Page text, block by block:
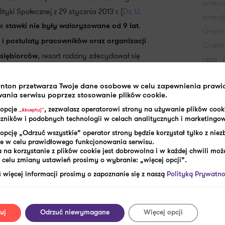
Społecznej z 29 stycznia 2013 r. (Dz. U.
stawki nie były waloryzowane od 9 lat.
i postulaty pracowników oraz organizacji
, resort rodziny zdecydował się
inflację na 2022 r. ”.
z delegacjami służbowymi – są to:
miejscowej
przetwarza Twoje dane osobowe w celu zapewnienia
serwisu poprzez stosowanie plików cookie.
„Akceptuj”, zezwalasz operatorowi strony na używanie plików
i podobnych technologii w celach analitycznych i
„Odrzuć wszystkie” operator strony będzie korzystał tylko z
w celu prawidłowego funkcjonowania serwisu.
na korzystanie z plików cookie jest dobrowolna i w każdej chwili
zmiany ustawień prosimy o wybranie: „więcej opcji”.
więcej informacji prosimy o zapoznanie się z naszą Polityką
Odrzuć niewymagane Więcej opcji